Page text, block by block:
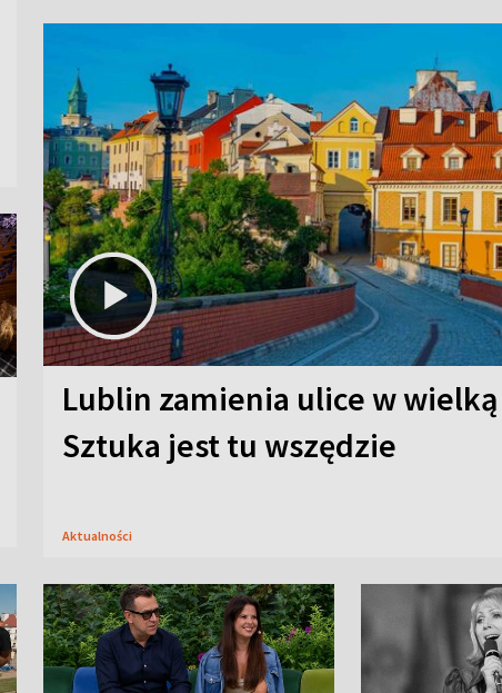
Lublin zamienia ulice w wielką
Sztuka jest tu wszędzie
Aktualności